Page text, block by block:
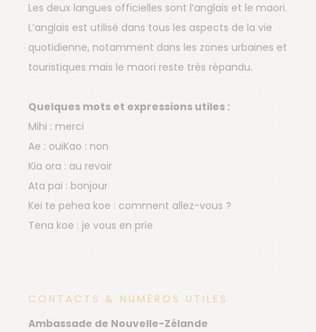
Les deux langues officielles sont l’anglais et le maori.
L’anglais est utilisé dans tous les aspects de la vie
quotidienne, notamment dans les zones urbaines et
touristiques mais le maori reste très répandu.
Quelques mots et expressions utiles :
Mihi : merci
Ae : ouiKao : non
Kia ora : au revoir
Ata pai : bonjour
Kei te pehea koe : comment allez-vous ?
Tena koe : je vous en prie
CONTACTS & NUMÉROS UTILES
Ambassade de Nouvelle-Zélande